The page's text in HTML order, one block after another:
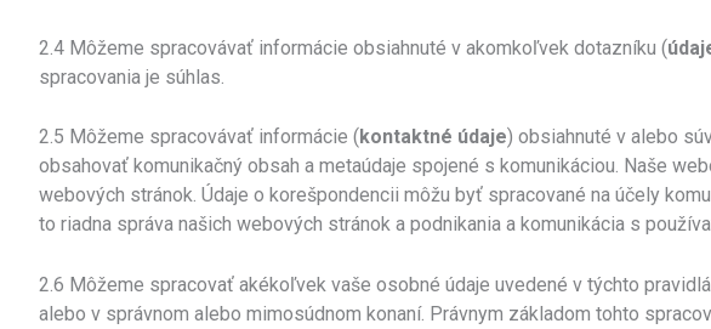
2.4 Môžeme spracovávať informácie obsiahnuté v akomkoľvek dotazníku (
spracovania je súhlas.
2.5 Môžeme spracovávať informácie (kontaktné údaje) obsiahnuté v alebo
obsahovať komunikačný obsah a metaúdaje spojené s komunikáciou. Naše
webových stránok. Údaje o korešpondencii môžu byť spracované na účely
to riadna správa našich webových stránok a podnikania a komunikácia s
2.6 Môžeme spracovať akékoľvek vaše osobné údaje uvedené v týchto
alebo v správnom alebo mimosúdnom konaní. Právnym základom tohto